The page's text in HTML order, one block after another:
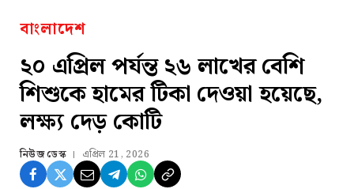
বাংলাদেশ
২০ এপ্রিল পর্যন্ত ২৬ লাখের বেশি
শিশুকে হামের টিকা দেওয়া হয়েছে,
লক্ষ্য দেড় কোটি
নিউজ ডেস্ক এপ্রিল 21, 2026